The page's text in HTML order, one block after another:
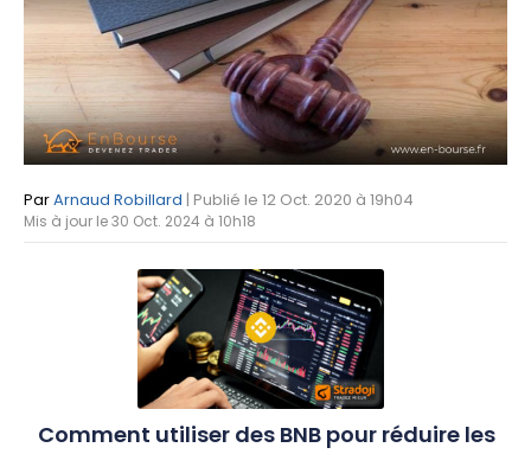
ParArnaud Robillard | Publié le 12 Oct. 2020 à 19h04
Mis à jour le 30 Oct. 2024 à 10h18
Comment utiliser des BNB pour réduire les